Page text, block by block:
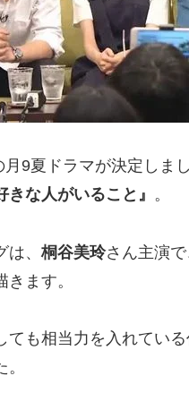
9夏ドラマが決定しまし
きな人がいること』 。
は、桐谷美玲さん主演で
きます。
ても相当力を入れてい